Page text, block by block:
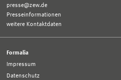
presse@zew.de
Presseinformationen
weitere Kontaktdaten
Formalia
Impressum
Datenschutz